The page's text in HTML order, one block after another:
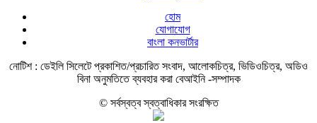
হোম
যোগাযোগ
বাংলা কনভার্টার
নোটিশ : ডেইলি সিলেটে প্রকাশিত/প্রচারিত সংবাদ, আলোকচিত্র, ভিডিওচিত্র, অডিও
বিনা অনুমতিতে ব্যবহার করা বেআইনি -সম্পাদক
© সর্বস্বত্ব স্বত্বাধিকার সংরক্ষিত